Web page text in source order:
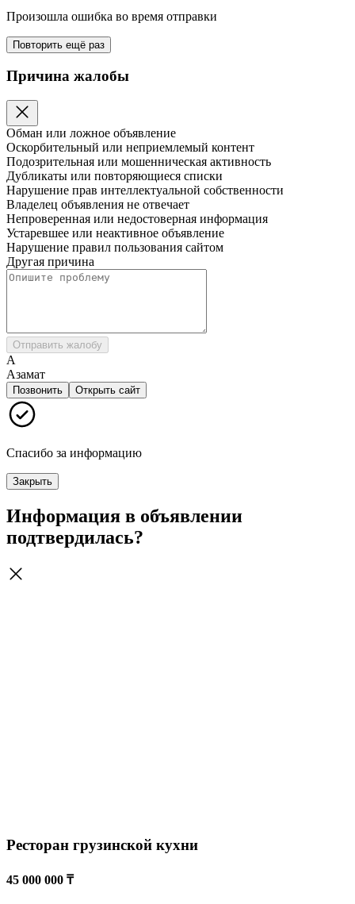
Произошла ошибка во время отправки
Повторить ещё раз
Причина жалобы
Обман или ложное объявление
Оскорбительный или неприемлемый контент
Подозрительная или мошенническая активность
Дубликаты или повторяющиеся списки
Нарушение прав интеллектуальной собственности
Владелец объявления не отвечает
Непроверенная или недостоверная информация
Устаревшее или неактивное объявление
Нарушение правил пользования сайтом
Другая причина
Отправить жалобу
А
Азамат
Позвонить Открыть сайт
Спасибо за информацию
Закрыть
Информация в объявлении
подтвердилась?
Ресторан грузинской кухни
45 000 000 ₸